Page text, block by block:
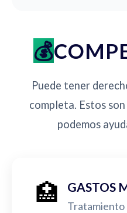
Puede tener
completa. Estos
podemos
🏥 GASTOS
Tratamiento